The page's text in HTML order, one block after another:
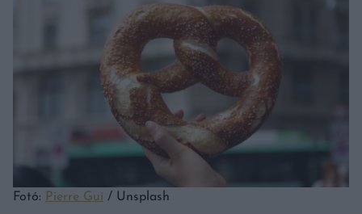
Fotó: Pierre Gui / Unsplash